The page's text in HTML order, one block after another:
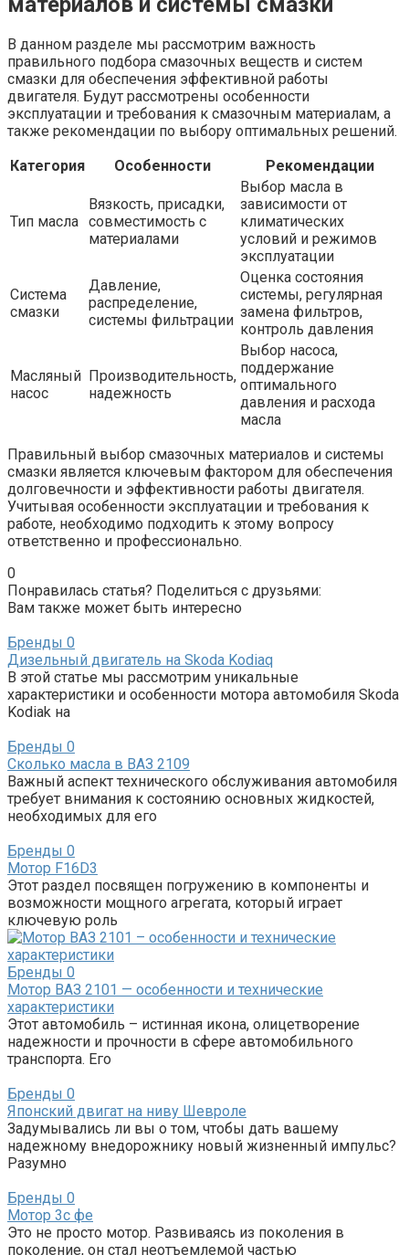
В данном разделе мы рассмотрим важность
правильного подбора смазочных веществ и систем
смазки для обеспечения эффективной работы
двигателя. Будут рассмотрены особенности
эксплуатации и требования к смазочным материалам, а
также рекомендации по выбору оптимальных решений.
Категория
Особенности Рекомендации
Тип масла
Вязкость, присадки,
совместимость с
материалами
Выбор масла в
зависимости от
климатических
условий и режимов
эксплуатации
Система
смазки
Давление,
распределение,
системы фильтрации
Оценка состояния
системы, регулярная
замена фильтров,
контроль давления
Масляный
насос
Производительность,
надежность
Выбор насоса,
поддержание
оптимального
давления и расхода
масла
Правильный выбор смазочных материалов и системы
смазки является ключевым фактором для обеспечения
долговечности и эффективности работы двигателя.
Учитывая особенности эксплуатации и требования к
работе, необходимо подходить к этому вопросу
ответственно и профессионально.
0
Понравилась статья? Поделиться с друзьями:
Вам также может быть интересно
Бренды 0
Дизельный двигатель на Skoda Kodiaq
В этой статье мы рассмотрим уникальные
характеристики и особенности мотора автомобиля Skoda
Kodiak на
Бренды 0
Сколько масла в ВАЗ 2109
Важный аспект технического обслуживания автомобиля
требует внимания к состоянию основных жидкостей,
необходимых для его
Бренды 0
Мотор F16D3
Этот раздел посвящен погружению в компоненты и
возможности мощного агрегата, который играет
ключевую роль
Бренды 0
Мотор ВАЗ 2101 — особенности и технические
характеристики
Этот автомобиль – истинная икона, олицетворение
надежности и прочности в сфере автомобильного
транспорта. Его
Бренды 0
Японский двигат на ниву Шевроле
Задумывались ли вы о том, чтобы дать вашему
надежному внедорожнику новый жизненный импульс?
Разумно
Бренды 0
Мотор 3с фе
Это не просто мотор. Развиваясь из поколения в
поколение, он стал неотъемлемой частью